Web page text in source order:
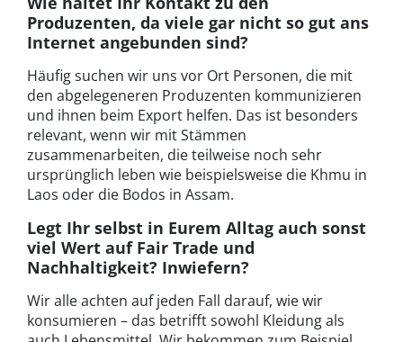
Produzenten, da viele gar nicht so gut ans
Internet angebunden sind?
Häufig suchen wir uns vor Ort Personen, die mit
den abgelegeneren Produzenten kommunizieren
und ihnen beim Export helfen. Das ist besonders
relevant, wenn wir mit Stämmen
zusammenarbeiten, die teilweise noch sehr
ursprünglich leben wie beispielsweise die Khmu in
Laos oder die Bodos in Assam.
Legt Ihr selbst in Eurem Alltag auch sonst
viel Wert auf Fair Trade und
Nachhaltigkeit? Inwiefern?
Wir alle achten auf jeden Fall darauf, wie wir
konsumieren – das betrifft sowohl Kleidung als